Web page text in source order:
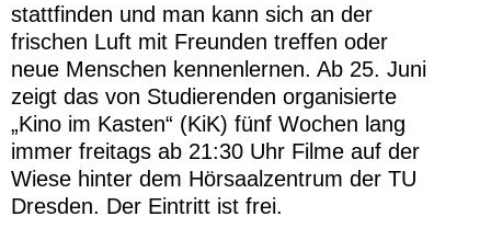
stattfinden und man kann sich an der
frischen Luft mit Freunden treffen oder
neue Menschen kennenlernen. Ab 25. Juni
zeigt das von Studierenden organisierte
„Kino im Kasten“ (KiK) fünf Wochen lang
immer freitags ab 21:30 Uhr Filme auf der
Wiese hinter dem Hörsaalzentrum der TU
Dresden. Der Eintritt ist frei.